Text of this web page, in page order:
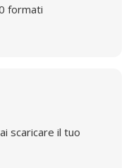
formati
scaricare il tuo